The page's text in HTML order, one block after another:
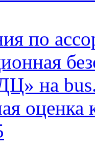
по
на
оценка